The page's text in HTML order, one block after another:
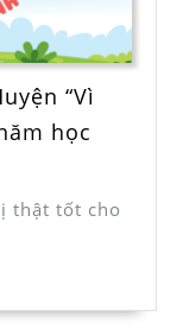
“Vì
học
thật tốt cho